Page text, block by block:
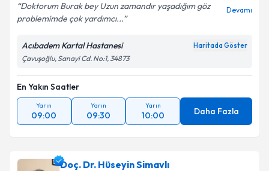
Doktorum Burak bey Uzun zamandır yaşadığım göz
problemimde çok yardımcı...
Devamı
Acıbadem Kartal Hastanesi Haritada Göster
Çavuşoğlu, Sanayi Cd. No:1, 34873
En Yakın Saatler
Yarın
09:00
Yarın
09:30
Yarın
10:00 Daha Fazla
Doç. Dr. Hüseyin Simavlı